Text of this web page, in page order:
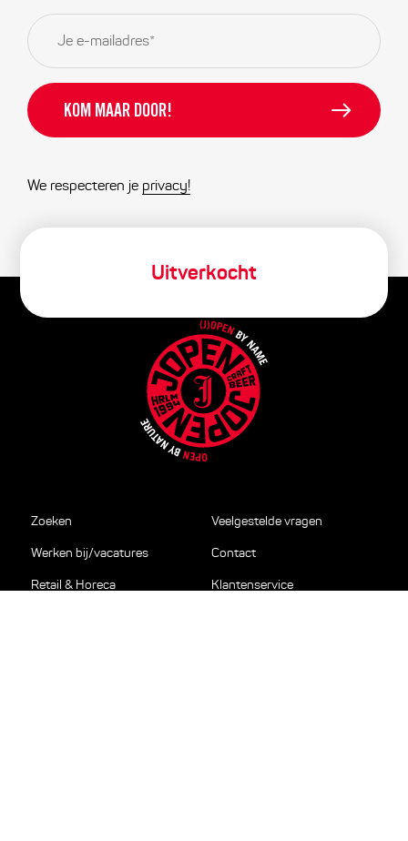
Uitverkocht
Zoeken
Werken bij/vacatures
Retail & Horeca
Veelgestelde vragen
Contact
Klantenservice
E-
mailadres *
We respecteren je privacy!